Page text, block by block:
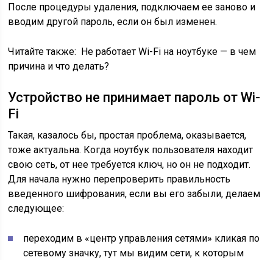
После процедуры удаления, подключаем ее заново и
вводим другой пароль, если он был изменен.
Читайте также: Не работает Wi-Fi на ноутбуке — в чем
причина и что делать?
Устройство не принимает пароль от Wi-
Fi
Такая, казалось бы, простая проблема, оказывается,
тоже актуальна. Когда ноутбук пользователя находит
свою сеть, от нее требуется ключ, но он не подходит.
Для начала нужно перепроверить правильность
введенного шифрования, если вы его забыли, делаем
следующее:
переходим в «центр управления сетями» кликая по
сетевому значку, тут мы видим сети, к которым